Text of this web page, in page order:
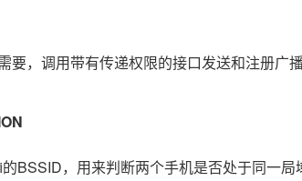
要，调用带有传递权限的接口发送和注册广
BSSID，用来判断两个手机是否处于同一